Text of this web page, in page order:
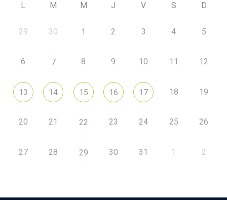
L M M J V S D
29 30 1 2 3 4 5
6 7 8 9 10 11 12
13 14 15 16 17 18 19
20 21 22 23 24 25 26
27 28 29 30 31 1 2